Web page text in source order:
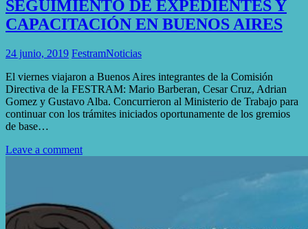
SEGUIMIENTO DE EXPEDIENTES Y
CAPACITACIÓN EN BUENOS AIRES
24 junio, 2019 FestramNoticias
El viernes viajaron a Buenos Aires integrantes de la Comisión
Directiva de la FESTRAM: Mario Barberan, Cesar Cruz, Adrian
Gomez y Gustavo Alba. Concurrieron al Ministerio de Trabajo para
continuar con los trámites iniciados oportunamente de los gremios
de base…
Leave a comment